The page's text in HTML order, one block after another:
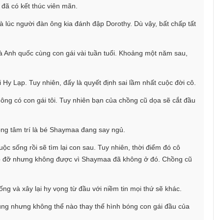
có kết thúc viên mãn.
người đàn ông kia đánh đập Dorothy. Dù vậy, bất chấp tất
quốc cùng con gái vài tuần tuổi. Khoảng một năm sau,
Lạp. Tuy nhiên, đấy là quyết định sai lầm nhất cuộc đời cô.
có con gái tôi. Tuy nhiên bạn của chồng cũ dọa sẽ cắt đầu
tâm trí là bé Shaymaa đang say ngủ.
sống rồi sẽ tìm lại con sau. Tuy nhiên, thời điểm đó cô
nhưng không được vì Shaymaa đã không ở đó. Chồng cũ
và xây lại hy vọng từ đầu với niềm tin mọi thứ sẽ khác.
nhưng không thể nào thay thế hình bóng con gái đầu của